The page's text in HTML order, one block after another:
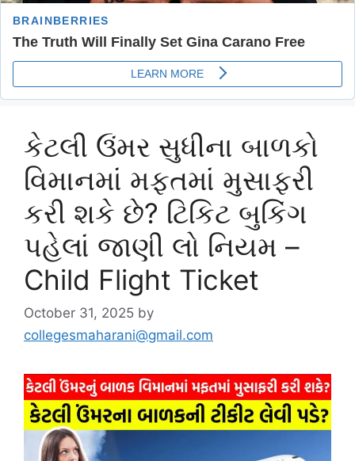
કેટલી ઉંમર સુધીના બાળકો
વિમાનમાં મફતમાં મુસાફરી
કરી શકે છે? ટિકિટ બુકિંગ
પહેલાં જાણી લો નિયમ –
Child Flight Ticket
October 31, 2025 by
collegesmaharani@gmail.com